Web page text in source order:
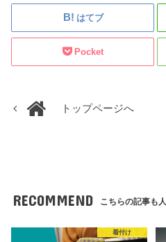
はてブ
Pocket
トップページへ
RECOMMEND こちらの記事も人
着付け